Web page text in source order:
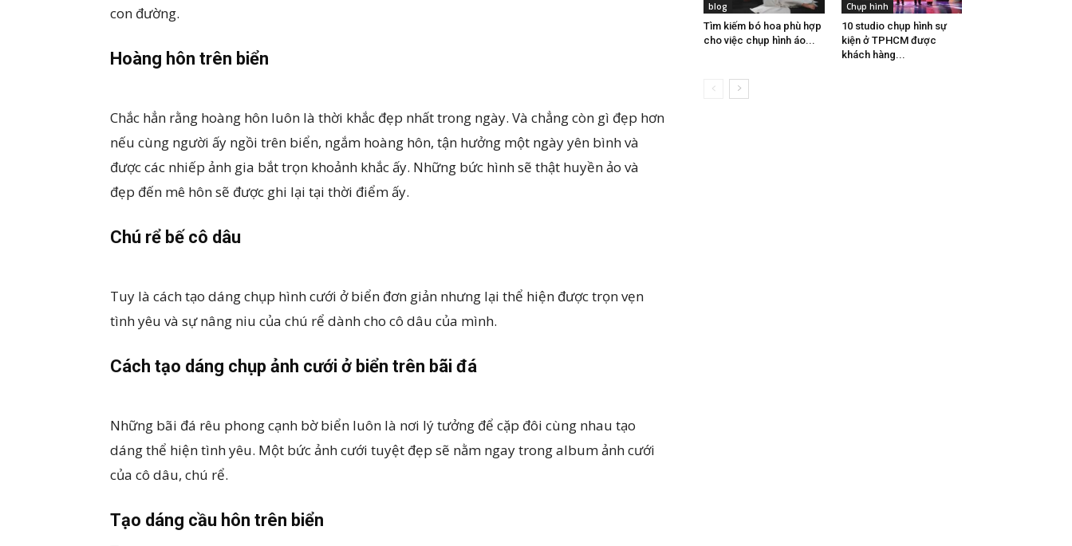
con đường.
Hoàng hôn trên biển
Chắc hẳn rằng hoàng hôn luôn là thời khắc đẹp nhất trong ngày. Và chẳng còn gì đẹp hơn
nếu cùng người ấy ngồi trên biển, ngắm hoàng hôn, tận hưởng một ngày yên bình và
được các nhiếp ảnh gia bắt trọn khoảnh khắc ấy. Những bức hình sẽ thật huyền ảo và
đẹp đến mê hôn sẽ được ghi lại tại thời điểm ấy.
Chú rể bế cô dâu
Tuy là cách tạo dáng chụp hình cưới ở biển đơn giản nhưng lại thể hiện được trọn vẹn
tình yêu và sự nâng niu của chú rể dành cho cô dâu của mình.
Cách tạo dáng chụp ảnh cưới ở biển trên bãi đá
Những bãi đá rêu phong cạnh bờ biển luôn là nơi lý tưởng để cặp đôi cùng nhau tạo
dáng thể hiện tình yêu. Một bức ảnh cưới tuyệt đẹp sẽ nằm ngay trong album ảnh cưới
của cô dâu, chú rể.
Tạo dáng cầu hôn trên biển
blog
Tìm kiếm bó hoa phù hợp
cho việc chụp hình áo...
Chụp hình
10 studio chụp hình sự
kiện ở TPHCM được
khách hàng...